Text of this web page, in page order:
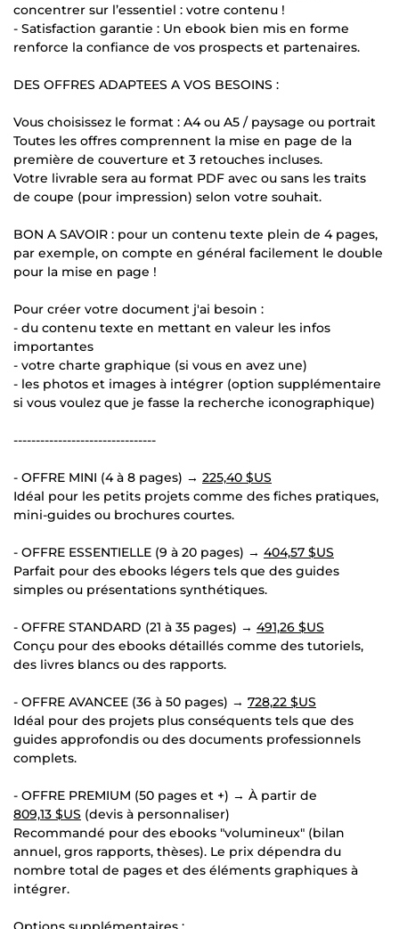
concentrer sur l’essentiel : votre contenu !
- Satisfaction garantie : Un ebook bien mis en forme
renforce la confiance de vos prospects et partenaires.
DES OFFRES ADAPTEES A VOS BESOINS :
Vous choisissez le format : A4 ou A5 / paysage ou portrait
Toutes les offres comprennent la mise en page de la
première de couverture et 3 retouches incluses.
Votre livrable sera au format PDF avec ou sans les traits
de coupe (pour impression) selon votre souhait.
BON A SAVOIR : pour un contenu texte plein de 4 pages,
par exemple, on compte en général facilement le double
pour la mise en page !
Pour créer votre document j'ai besoin :
- du contenu texte en mettant en valeur les infos
importantes
- votre charte graphique (si vous en avez une)
- les photos et images à intégrer (option supplémentaire
si vous voulez que je fasse la recherche iconographique)
--------------------------------
- OFFRE MINI (4 à 8 pages) → 225,40 $US
Idéal pour les petits projets comme des fiches pratiques,
mini-guides ou brochures courtes.
- OFFRE ESSENTIELLE (9 à 20 pages) → 404,57 $US
Parfait pour des ebooks légers tels que des guides
simples ou présentations synthétiques.
- OFFRE STANDARD (21 à 35 pages) → 491,26 $US
Conçu pour des ebooks détaillés comme des tutoriels,
des livres blancs ou des rapports.
- OFFRE AVANCEE (36 à 50 pages) → 728,22 $US
Idéal pour des projets plus conséquents tels que des
guides approfondis ou des documents professionnels
complets.
- OFFRE PREMIUM (50 pages et +) → À partir de
809,13 $US (devis à personnaliser)
Recommandé pour des ebooks "volumineux" (bilan
annuel, gros rapports, thèses). Le prix dépendra du
nombre total de pages et des éléments graphiques à
intégrer.